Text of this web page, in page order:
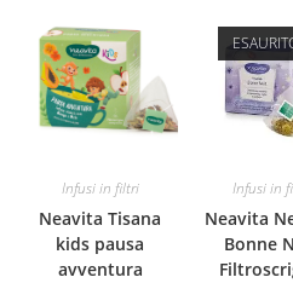
Infusi in filtri
Neavita Tisana
kids pausa
avventura
Infusi in
Neavita
Bonne